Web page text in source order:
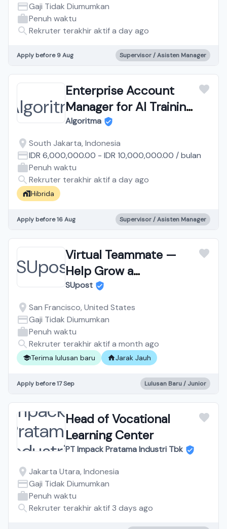
Gaji Tidak Diumumkan
Penuh waktu
Rekruter terakhir aktif a day ago
Apply before 9 Aug Supervisor / Asisten Manager
Enterprise Account
Manager for AI Training
& Consulting
Algoritma
South Jakarta, Indonesia
IDR 6,000,000.00 - IDR 10,000,000.00 /bulan
Penuh waktu
Rekruter terakhir aktif a day ago
Hibrida
Apply before 16 Aug Supervisor / Asisten Manager
Virtual Teammate —
Help Grow a
Marketplace for
University Students —
Fully Remote, Training
Provided
SUpost
San Francisco, United States
Gaji Tidak Diumumkan
Penuh waktu
Rekruter terakhir aktif a month ago
Terima lulusan baru Jarak Jauh
Apply before 17 Sep Lulusan Baru / Junior
Head of Vocational
Learning Center
PT Impack Pratama Industri Tbk
Jakarta Utara, Indonesia
Gaji Tidak Diumumkan
Penuh waktu
Rekruter terakhir aktif 3 days ago